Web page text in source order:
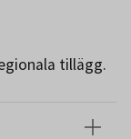
tillägg.